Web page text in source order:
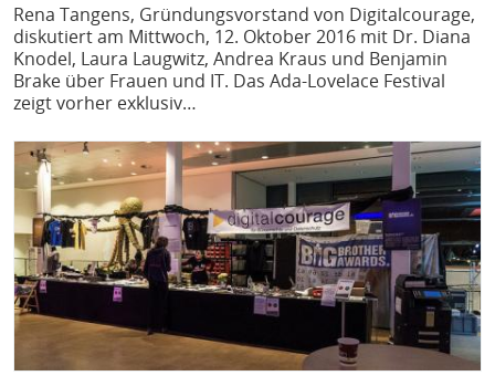
Rena Tangens, Gründungsvorstand von Digitalcourage,
diskutiert am Mittwoch, 12. Oktober 2016 mit Dr. Diana
Knodel, Laura Laugwitz, Andrea Kraus und Benjamin
Brake über Frauen und IT. Das Ada-Lovelace Festival
zeigt vorher exklusiv…
Bild